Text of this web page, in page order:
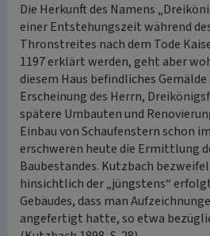
Die Herkunft des Namens
einer Entstehungszeit während
Thronstreites nach dem Tode
1197 erklärt werden, geht aber
diesem Haus befindliches
Erscheinung des Herrn,
spätere Umbauten und
Einbau von Schaufenstern schon
erschweren heute die Ermittlung
Baubestandes. Kutzbach
hinsichtlich der „jüngstens“
Gebäudes, dass man
angefertigt hatte, so etwa